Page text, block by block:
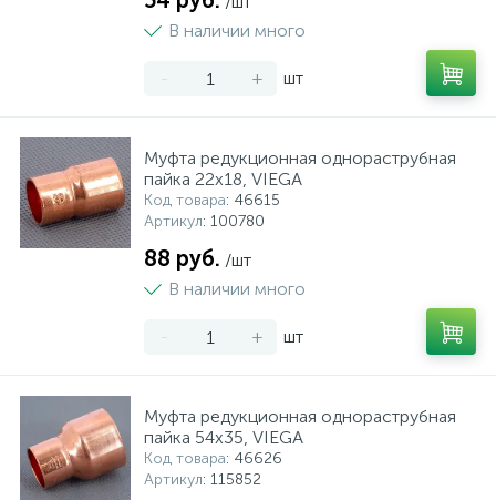
В наличии много
- + шт
Муфта редукционная однораструбная
пайка 22х18, VIEGA
Код товара: 46615
Артикул: 100780
88 руб. /шт
В наличии много
- + шт
Муфта редукционная однораструбная
пайка 54х35, VIEGA
Код товара: 46626
Артикул: 115852